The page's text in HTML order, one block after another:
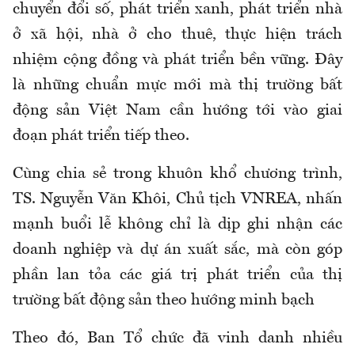
chuyển đổi số, phát triển xanh, phát triển nhà
ở xã hội, nhà ở cho thuê, thực hiện trách
nhiệm cộng đồng và phát triển bền vững. Đây
là những chuẩn mực mới mà thị trường bất
động sản Việt Nam cần hướng tới vào giai
đoạn phát triển tiếp theo.
Cùng chia sẻ trong khuôn khổ chương trình,
TS. Nguyễn Văn Khôi, Chủ tịch VNREA, nhấn
mạnh buổi lễ không chỉ là dịp ghi nhận các
doanh nghiệp và dự án xuất sắc, mà còn góp
phần lan tỏa các giá trị phát triển của thị
trường bất động sản theo hướng minh bạch
Theo đó, Ban Tổ chức đã vinh danh nhiều